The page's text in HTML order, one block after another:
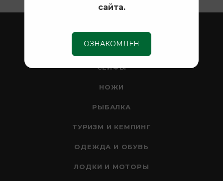
ОПТИКА
СЕЙФЫ
НОЖИ
РЫБАЛКА
ТУРИЗМ И КЕМПИНГ
ОДЕЖДА И ОБУВЬ
ЛОДКИ И МОТОРЫ
сайта.
ОЗНАКОМЛЕН